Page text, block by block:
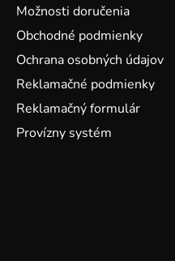
Možnosti doručenia
Obchodné podmienky
Ochrana osobných údajov
Reklamačné podmienky
Reklamačný formulár
Provízny systém